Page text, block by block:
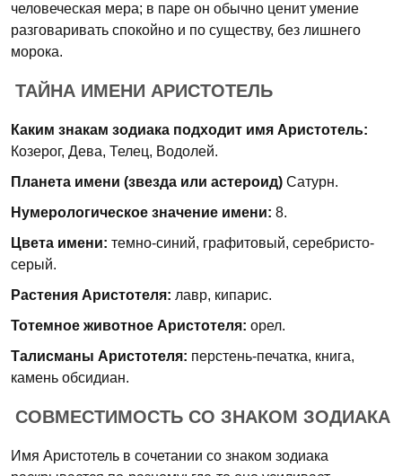
человеческая мера; в паре он обычно ценит умение
разговаривать спокойно и по существу, без лишнего
морока.
ТАЙНА ИМЕНИ АРИСТОТЕЛЬ
Каким знакам зодиака подходит имя Аристотель:
Козерог, Дева, Телец, Водолей.
Планета имени (звезда или астероид) Сатурн.
Нумерологическое значение имени: 8.
Цвета имени: темно-синий, графитовый, серебристо-
серый.
Растения Аристотеля: лавр, кипарис.
Тотемное животное Аристотеля: орел.
Талисманы Аристотеля: перстень-печатка, книга,
камень обсидиан.
СОВМЕСТИМОСТЬ СО ЗНАКОМ ЗОДИАКА
Имя Аристотель в сочетании со знаком зодиака